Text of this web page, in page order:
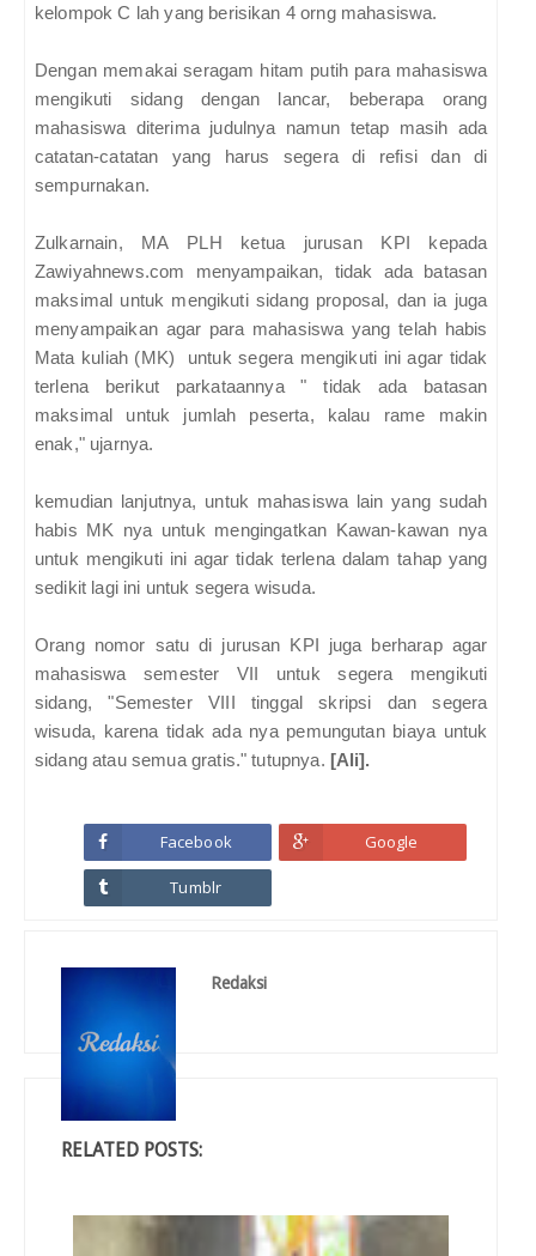
kelompok C lah yang berisikan 4 orng mahasiswa.
Dengan memakai seragam hitam putih para mahasiswa
mengikuti sidang dengan lancar, beberapa orang
mahasiswa diterima judulnya namun tetap masih ada
catatan-catatan yang harus segera di refisi dan di
sempurnakan.
Zulkarnain, MA PLH ketua jurusan KPI kepada
Zawiyahnews.com menyampaikan, tidak ada batasan
maksimal untuk mengikuti sidang proposal, dan ia juga
menyampaikan agar para mahasiswa yang telah habis
Mata kuliah (MK) untuk segera mengikuti ini agar tidak
terlena berikut parkataannya " tidak ada batasan
maksimal untuk jumlah peserta, kalau rame makin
enak," ujarnya.
kemudian lanjutnya, untuk mahasiswa lain yang sudah
habis MK nya untuk mengingatkan Kawan-kawan nya
untuk mengikuti ini agar tidak terlena dalam tahap yang
sedikit lagi ini untuk segera wisuda.
Orang nomor satu di jurusan KPI juga berharap agar
mahasiswa semester VII untuk segera mengikuti
sidang, "Semester VIII tinggal skripsi dan segera
wisuda, karena tidak ada nya pemungutan biaya untuk
sidang atau semua gratis." tutupnya. [Ali].
Facebook Google
Tumblr
Redaksi
RELATED POSTS: